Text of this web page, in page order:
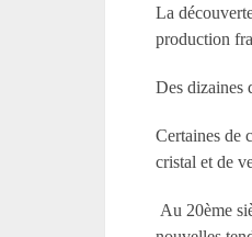
La
production
Des dizaines
Certaines de
cristal et de
Au 20ème